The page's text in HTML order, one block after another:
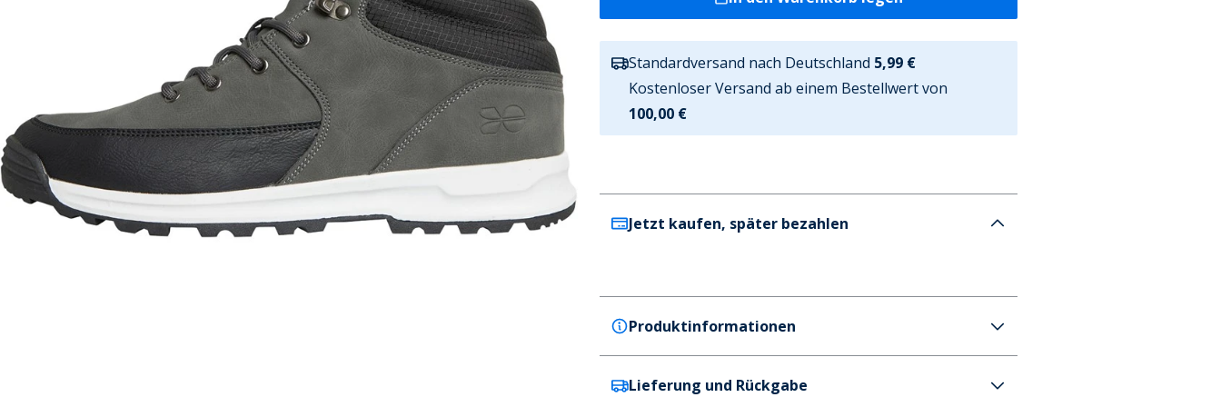
Standardversand nach Deutschland 5,99 €
Kostenloser Versand ab einem Bestellwert von
100,00 €
Jetzt kaufen, später bezahlen
Produktinformationen
Crosshatch
Lieferung und Rückgabe